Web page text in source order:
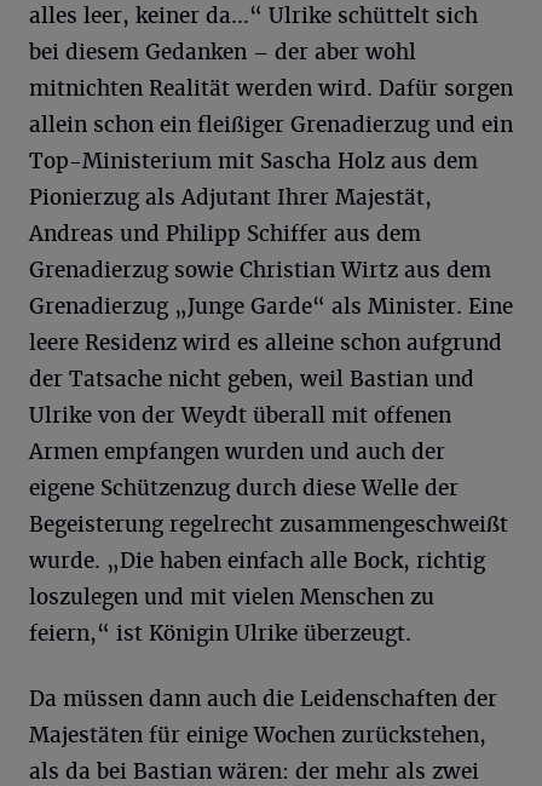
alles leer, keiner da…“ Ulrike schüttelt sich
bei diesem Gedanken – der aber wohl
mitnichten Realität werden wird. Dafür sorgen
allein schon ein fleißiger Grenadierzug und ein
Top-Ministerium mit Sascha Holz aus dem
Pionierzug als Adjutant Ihrer Majestät,
Andreas und Philipp Schiffer aus dem
Grenadierzug sowie Christian Wirtz aus dem
Grenadierzug „Junge Garde“ als Minister. Eine
leere Residenz wird es alleine schon aufgrund
der Tatsache nicht geben, weil Bastian und
Ulrike von der Weydt überall mit offenen
Armen empfangen wurden und auch der
eigene Schützenzug durch diese Welle der
Begeisterung regelrecht zusammengeschweißt
wurde. „Die haben einfach alle Bock, richtig
loszulegen und mit vielen Menschen zu
feiern,“ ist Königin Ulrike überzeugt.
Da müssen dann auch die Leidenschaften der
Majestäten für einige Wochen zurückstehen,
als da bei Bastian wären: der mehr als zwei